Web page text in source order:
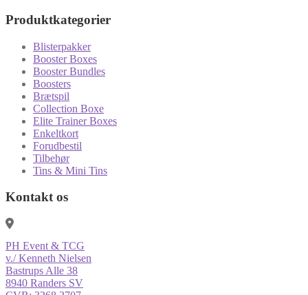
Produktkategorier
Blisterpakker
Booster Boxes
Booster Bundles
Boosters
Brætspil
Collection Boxe
Elite Trainer Boxes
Enkeltkort
Forudbestil
Tilbehør
Tins & Mini Tins
Kontakt os
PH Event & TCG
v./ Kenneth Nielsen
Bastrups Alle 38
8940 Randers SV